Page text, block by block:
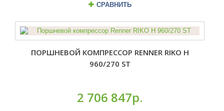
СРАВНИТЬ
ПОРШНЕВОЙ КОМПРЕССОР RENNER RIKO H
960/270 ST
2 706 847р.